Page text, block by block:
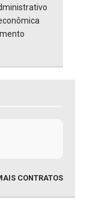
CONTRATOS